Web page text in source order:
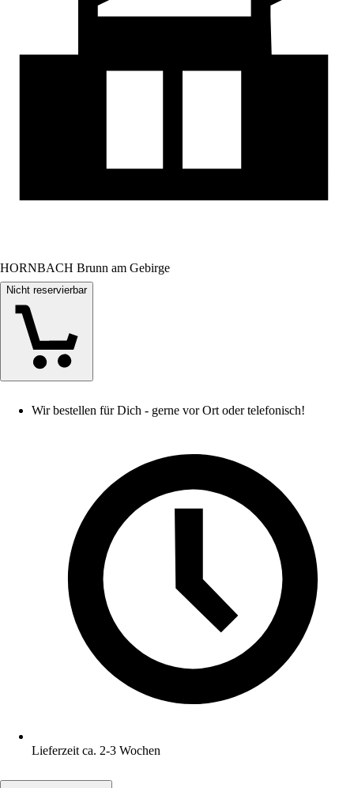
HORNBACH Brunn am Gebirge
Nicht reservierbar
Wir bestellen für Dich - gerne vor Ort oder telefonisch!
Lieferzeit ca. 2-3 Wochen